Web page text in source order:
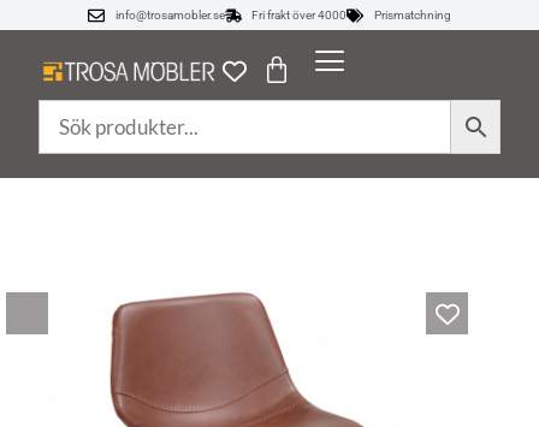
info@trosamobler.se Fri frakt över 4000 Prismatchning